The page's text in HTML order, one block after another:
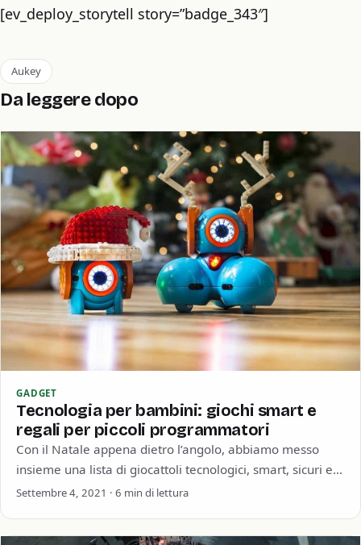
[ev_deploy_storytell story=”badge_343″]
Aukey
Da leggere dopo
GADGET
Tecnologia per bambini: giochi smart e
regali per piccoli programmatori
Con il Natale appena dietro l’angolo, abbiamo messo
insieme una lista di giocattoli tecnologici, smart, sicuri e
soprattutto intelligenti per i bambini…
Settembre 4, 2021 · 6 min di lettura